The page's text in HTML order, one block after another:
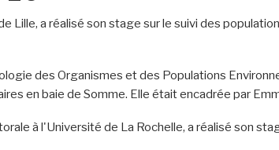
a réalisé son stage sur le suivi des
des Organismes et des Populations
en baie de Somme. Elle était encadrée par
à l'Université de La Rochelle, a réalisé son